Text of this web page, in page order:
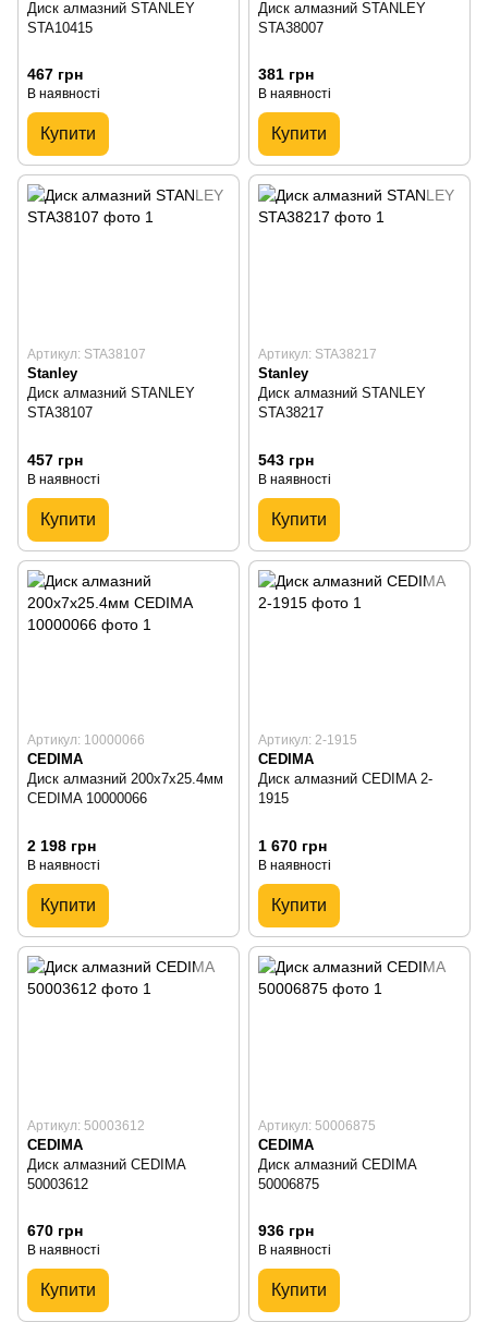
Диск алмазний STANLEY
STA10415
467 грн
В наявності
Купити
Диск алмазний STANLEY
STA38007
381 грн
В наявності
Купити
Артикул: STA38107
Stanley
Диск алмазний STANLEY
STA38107
457 грн
В наявності
Купити
Артикул: STA38217
Stanley
Диск алмазний STANLEY
STA38217
543 грн
В наявності
Купити
Артикул: 10000066
CEDIMA
Диск алмазний 200x7x25.4мм
CEDIMA 10000066
2 198 грн
В наявності
Купити
Артикул: 2-1915
CEDIMA
Диск алмазний CEDIMA 2-
1915
1 670 грн
В наявності
Купити
Артикул: 50003612
CEDIMA
Диск алмазний CEDIMA
50003612
670 грн
В наявності
Купити
Артикул: 50006875
CEDIMA
Диск алмазний CEDIMA
50006875
936 грн
В наявності
Купити